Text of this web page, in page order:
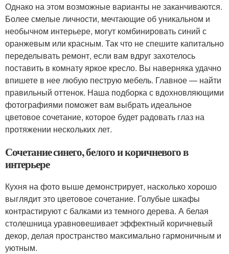
Однако на этом возможные варианты не заканчиваются.
Более смелые личности, мечтающие об уникальном и
необычном интерьере, могут комбинировать синий с
оранжевым или красным. Так что не спешите капитально
переделывать ремонт, если вам вдруг захотелось
поставить в комнату яркое кресло. Вы наверняка удачно
впишете в нее любую пеструю мебель. Главное — найти
правильный оттенок. Наша подборка с вдохновляющими
фотографиями поможет вам выбрать идеальное
цветовое сочетание, которое будет радовать глаз на
протяжении нескольких лет.
Сочетание синего, белого и коричневого в
интерьере
Кухня на фото выше демонстрирует, насколько хорошо
выглядит это цветовое сочетание. Голубые шкафы
контрастируют с балками из темного дерева. А белая
столешница уравновешивает эффектный коричневый
декор, делая пространство максимально гармоничным и
уютным.